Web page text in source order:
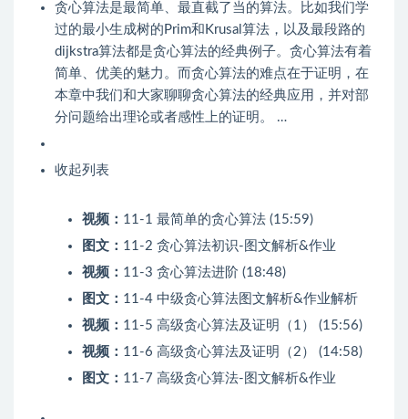
贪心算法是最简单、最直截了当的算法。比如我们学
过的最小生成树的Prim和Krusal算法，以及最段路的
dijkstra算法都是贪心算法的经典例子。贪心算法有着
简单、优美的魅力。而贪心算法的难点在于证明，在
本章中我们和大家聊聊贪心算法的经典应用，并对部
分问题给出理论或者感性上的证明。 …
收起列表
视频： 11-1 最简单的贪心算法 (15:59)
图文： 11-2 贪心算法初识-图文解析&作业
视频： 11-3 贪心算法进阶 (18:48)
图文： 11-4 中级贪心算法图文解析&作业解析
视频： 11-5 高级贪心算法及证明（1） (15:56)
视频： 11-6 高级贪心算法及证明（2） (14:58)
图文： 11-7 高级贪心算法-图文解析&作业